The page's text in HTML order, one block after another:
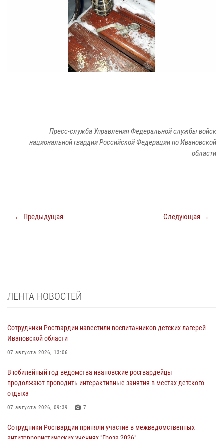
Пресс-служба Управления Федеральной службы войск
национальной гвардии Российской Федерации по Ивановской
области
← Предыдущая Следующая →
ЛЕНТА НОВОСТЕЙ
Сотрудники Росгвардии навестили воспитанников детских лагерей
Ивановской области
07 августа 2026, 13:06
В юбилейный год ведомства ивановские росгвардейцы
продолжают проводить интерактивные занятия в местах детского
отдыха
07 августа 2026, 09:39 7
Сотрудники Росгвардии приняли участие в межведомственных